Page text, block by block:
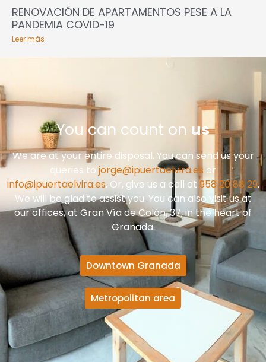
RENOVACIÓN DE APARTAMENTOS PESE A LA
PANDEMIA COVID-19
Leer más
You can count on us
We are at your entire disposal. You can send us your
queries to jorge@ipuertaelvira.es or
info@ipuertaelvira.es. Or, give us a call at958 20 88 29.
We will be glad to assist you. You can also visit us at
our offices, at Gran Vía de Colón, 37, in the heart of
Granada.
Downtown Granada
Metropolitan area